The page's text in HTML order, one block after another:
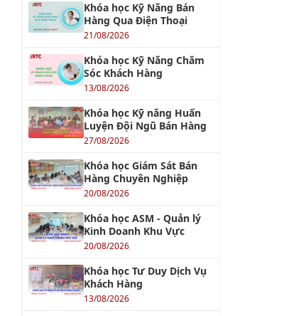
Khóa học Kỹ Năng Bán
Hàng Qua Điện Thoại
21/08/2026
Khóa học Kỹ Năng Chăm
Sóc Khách Hàng
13/08/2026
Khóa học Kỹ năng Huấn
Luyện Đội Ngũ Bán Hàng
27/08/2026
Khóa học Giám Sát Bán
Hàng Chuyên Nghiệp
20/08/2026
Khóa học ASM - Quản lý
Kinh Doanh Khu Vực
20/08/2026
Khóa học Tư Duy Dịch Vụ
Khách Hàng
13/08/2026